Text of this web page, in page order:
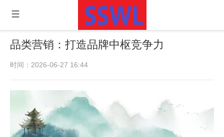
品类营销：打造品牌中枢竞争力
时间：2026-06-27 16:44